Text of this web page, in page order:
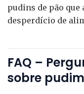
pudins de pão que
desperdício de
FAQ –
sobre